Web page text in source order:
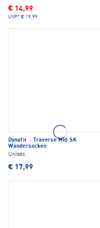
€ 14,99
UVP* € 19,99
Dynafit ·
Traverse Mid SK
Wandersocken
Unisex
€ 17,99